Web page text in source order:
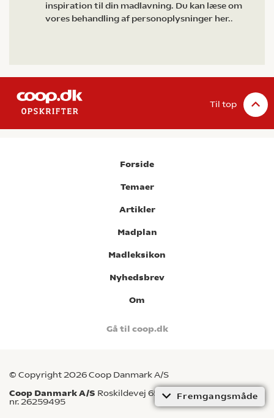
Fremgangsmåde
inspiration til din madlavning. Du kan læse om
vores behandling af personoplysninger her..
Til top
Forside
Temaer
Artikler
Madplan
Madleksikon
Nyhedsbrev
Om
Gå til coop.dk
© Copyright 2026 Coop Danmark A/S
Coop Danmark A/S Roskildevej 65, 2620 Albertslund CVR-
nr. 26259495